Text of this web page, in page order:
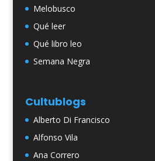
Melobusco
Qué leer
Qué libro leo
Semana Negra
Cultublogs
Alberto Di Francisco
Alfonso Vila
Ana Correro